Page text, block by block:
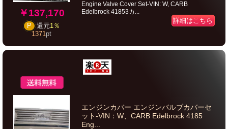
￥137,170
P 還元1％
1371pt
Engine Valve Cover Set-VIN: W, CARB
Edelbrock 41853カ...
詳細はこちら
エンジンカバー エンジンバルブカバーセ
ット-VIN：W、CARB Edelbrock 4185
Eng...